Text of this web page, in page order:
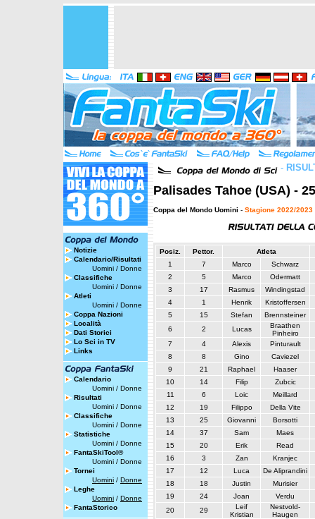
Notizie
Calendario/Risultati
Uomini / Donne
Classifiche
Uomini / Donne
Atleti
Uomini / Donne
Coppa Nazioni
Località
Dati Storici
Lo Sci in TV
Links
Calendario
Uomini / Donne
Risultati
Uomini / Donne
Classifiche
Uomini / Donne
Statistiche
Uomini / Donne
FantaSkiTool®
Uomini / Donne
Tornei
Uomini / Donne
Leghe
Uomini / Donne
FantaStorico
-
Palisades Tahoe (USA) -
Coppa del Mondo Uomini - Stagione 2022/2023
Posiz. Pettor.
Atleta
1
7 Marco
Schwarz
2
5 Marco
Odermatt
3
17 Rasmus
Windingstad
4
1 Henrik
Kristoffersen
5
15 Stefan
Brennsteiner
6
2 Lucas
Braathen
Pinheiro
7
4 Alexis
Pinturault
8
8 Gino
Caviezel
9
21 Raphael
Haaser
10
14 Filip
Zubcic
11
6 Loic
Meillard
12
19 Filippo
Della Vite
13
25 Giovanni
Borsotti
14
37 Sam
Maes
15
20 Erik
Read
16
3 Zan
Kranjec
17
12 Luca
De Aliprandini
18
18 Justin
Murisier
19
24 Joan
Verdu
20
29
Leif
Kristian
Nestvold-
Haugen